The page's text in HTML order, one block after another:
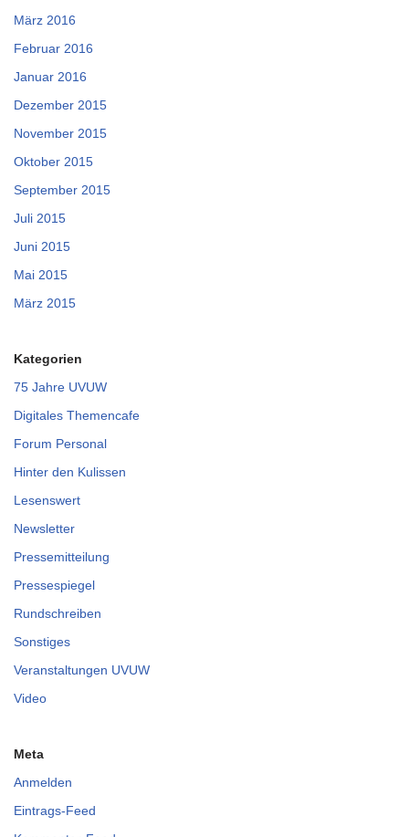
März 2016
Februar 2016
Januar 2016
Dezember 2015
November 2015
Oktober 2015
September 2015
Juli 2015
Juni 2015
Mai 2015
März 2015
Kategorien
75 Jahre UVUW
Digitales Themencafe
Forum Personal
Hinter den Kulissen
Lesenswert
Newsletter
Pressemitteilung
Pressespiegel
Rundschreiben
Sonstiges
Veranstaltungen UVUW
Video
Meta
Anmelden
Eintrags-Feed